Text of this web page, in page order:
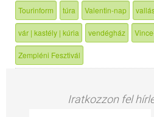
Tourinform túra Valentin-nap
vár | kastély | kúria vendégház
Zempléni Fesztivál
Iratkozzon fel